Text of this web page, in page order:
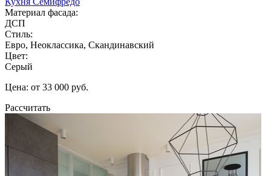
Материал фасада:
ДСП
Стиль:
Евро, Неоклассика, Скандинавский
Цвет:
Серый
Цена: от 33 000 руб.
Рассчитать